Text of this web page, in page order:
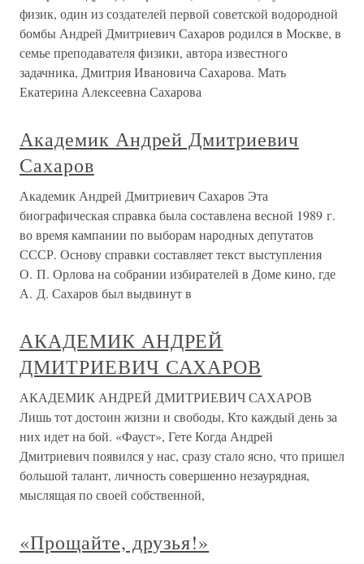
физик, один из создателей первой советской водородной
бомбы Андрей Дмитриевич Сахаров родился в Москве, в
семье преподавателя физики, автора известного
задачника, Дмитрия Ивановича Сахарова. Мать
Екатерина Алексеевна Сахарова
Академик Андрей Дмитриевич
Сахаров
Академик Андрей Дмитриевич Сахаров Эта
биографическая справка была составлена весной 1989 г.
во время кампании по выборам народных депутатов
СССР. Основу справки составляет текст выступления
О. П. Орлова на собрании избирателей в Доме кино, где
А. Д. Сахаров был выдвинут в
АКАДЕМИК АНДРЕЙ
ДМИТРИЕВИЧ САХАРОВ
АКАДЕМИК АНДРЕЙ ДМИТРИЕВИЧ САХАРОВ
Лишь тот достоин жизни и свободы, Кто каждый день за
них идет на бой. «Фауст», Гете Когда Андрей
Дмитриевич появился у нас, сразу стало ясно, что пришел
большой талант, личность совершенно незаурядная,
мыслящая по своей собственной,
«Прощайте, друзья!»